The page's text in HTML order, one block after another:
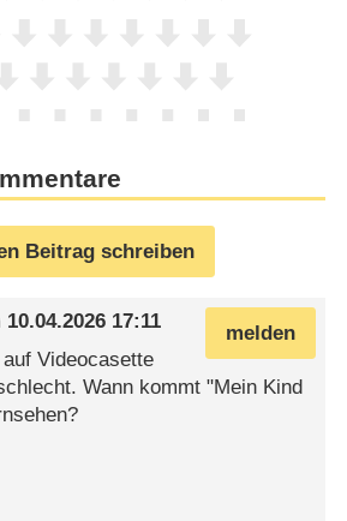
Beitrag schreiben
melden
10.04.2026 17:11
Videocasette
Wann kommt "Mein Kind